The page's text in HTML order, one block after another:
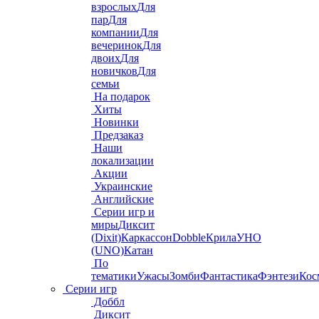
взрослыхДля
парДля
компанииДля
вечеринокДля
двоихДля
новичковДля
семьи
На подарок
Хиты
Новинки
Предзаказ
Наши
локализации
Акции
Украинские
Английские
Серии игр и
мирыДиксит
(Dixit)КаркассонDobbleКрилаУНО
(UNO)Катан
По
тематикиУжасыЗомбиФантастикаФэнтези
Серии игр
Доббл
Диксит